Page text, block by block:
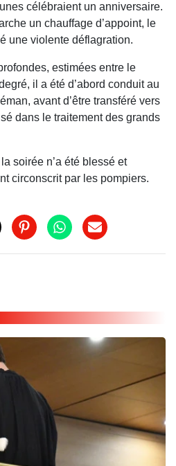
célébraient un anniversaire.
un chauffage d’appoint, le
une violente déflagration.
estimées entre le
il a été d’abord conduit au
avant d’être transféré vers
dans le traitement des grands
soirée n’a été blessé et
circonscrit par les pompiers.